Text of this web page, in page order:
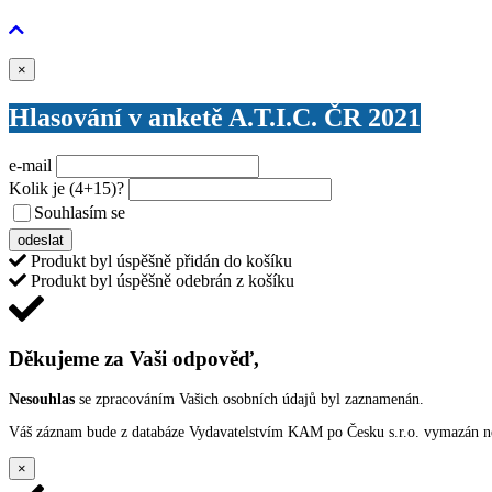
×
Hlasování v anketě A.T.I.C. ČR 2021
e-mail
Kolik je (4+15)?
Souhlasím se
odeslat
Produkt byl úspěšně přidán do košíku
Produkt byl úspěšně odebrán z košíku
Děkujeme za Vaši odpověď,
Nesouhlas se zpracováním Vašich osobních údajů byl zaznamenán.
Váš záznam bude z databáze Vydavatelstvím KAM po Česku s.r.o. vymazán
×